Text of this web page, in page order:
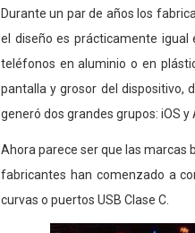
Durante un par de años los
el diseño es prácticamente
teléfonos en aluminio o en
pantalla y grosor del dispositivo,
generó dos grandes grupos: iOS
Ahora parece ser que las marcas
fabricantes han comenzado a
curvas o puertos USB Clase C.